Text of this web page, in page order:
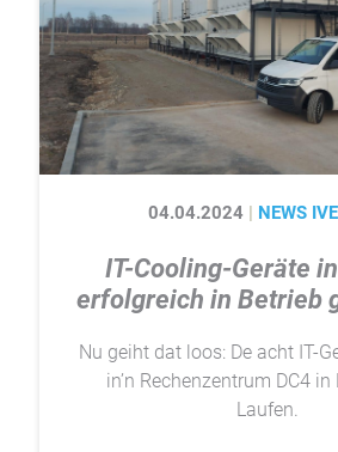
04.04.2024 NEWS
IT-Cooling-Geräte
erfolgreich in Betrieb
Nu geiht dat loos: De acht IT-
in’n Rechenzentrum DC4
Laufen.